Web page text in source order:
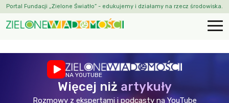
Portal Fundacji „Zielone Światło” - edukujemy i działamy na rzecz środowiska.
NA YOUTUBE
Więcej niż artykuły
Rozmowy z ekspertami i podcasty na YouTube